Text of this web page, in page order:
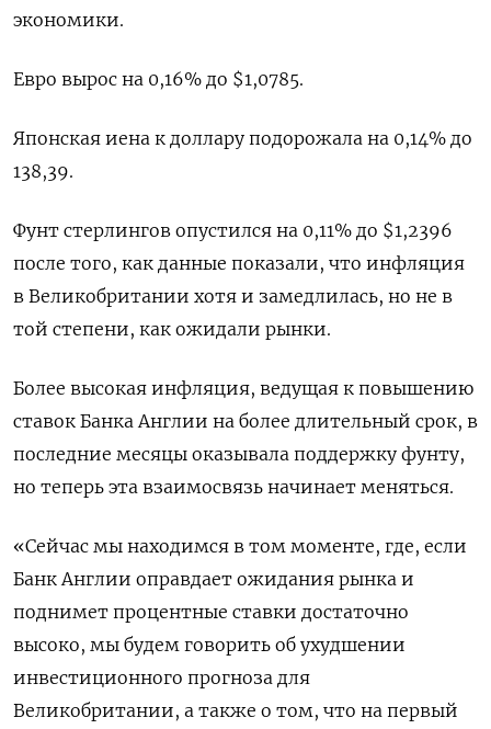
экономики.
Евро вырос на 0,16% до $1,0785​.
Японская иена к доллару подорожала на 0,14%​ до
138,39.
Фунт стерлингов опустился на 0,11% до $1,2396​
после того, как данные показали, что инфляция
в Великобритании хотя и замедлилась, но не в
той степени, как ожидали рынки.
Более высокая инфляция, ведущая к повышению
ставок Банка Англии на более длительный срок, в
последние месяцы оказывала поддержку фунту,
но теперь эта взаимосвязь начинает меняться.
«Сейчас мы находимся в том моменте, где, если
Банк Англии оправдает ожидания рынка и
поднимет процентные ставки достаточно
высоко, мы будем говорить об ухудшении
инвестиционного прогноза для
Великобритании, а также о том, что на первый